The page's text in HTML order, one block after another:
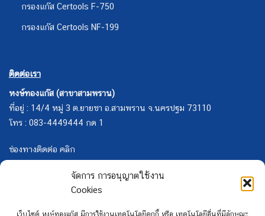
จัดการ การอนุญาตใช้งาน
Cookies
กรองแก๊ส Certools F-750
กรองแก๊ส Certools NF-199
ติดต่อเรา
หงษ์ทองแก๊ส (สาขาสามพราน)
ที่อยู่ : 14/4 หมู่ 3 ต.ยายชา อ.สามพราน จ.นครปฐม 73110
โทร : 083-4449444 กด 1
ช่องทางติดต่อ คลิก